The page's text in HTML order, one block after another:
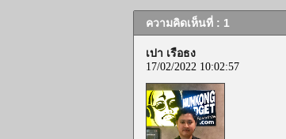
ความคิดเห็นที่ : 1
เปา เรือธง
17/02/2022 10:02:57